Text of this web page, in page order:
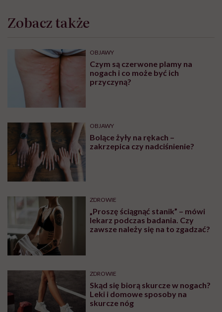
Zobacz także
OBJAWY
Czym są czerwone plamy na
nogach i co może być ich
przyczyną?
OBJAWY
Bolące żyły na rękach –
zakrzepica czy nadciśnienie?
ZDROWIE
„Proszę ściągnąć stanik” – mówi
lekarz podczas badania. Czy
zawsze należy się na to zgadzać?
ZDROWIE
Skąd się biorą skurcze w nogach?
Leki i domowe sposoby na
skurcze nóg